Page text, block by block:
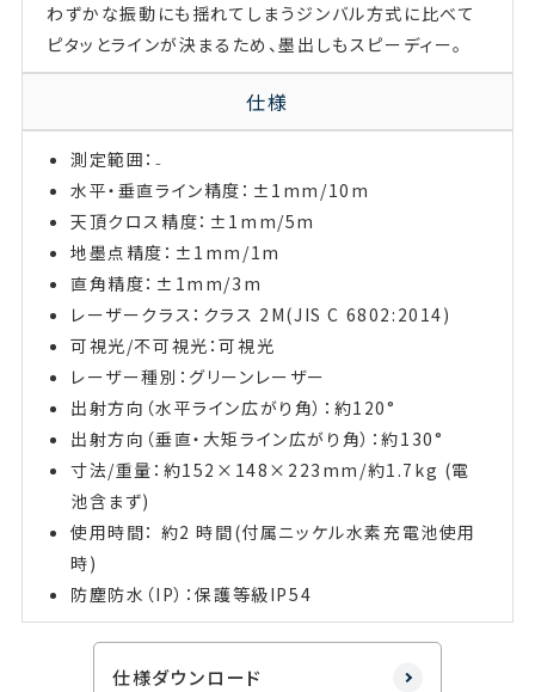
わずかな振動にも揺れてしまうジンバル方式に比べて
ピタッとラインが決まるため、墨出しもスピーディー。
仕様
測定範囲：₋
水平・垂直ライン精度：±1mm/10m
天頂クロス精度：±1mm/5m
地墨点精度：±1mm/1m
直角精度：±1mm/3m
レーザークラス：クラス 2M(JIS C 6802:2014)
可視光/不可視光：可視光
レーザー種別：グリーンレーザー
出射方向（水平ライン広がり角）：約120°
出射方向（垂直・大矩ライン広がり角）：約130°
寸法/重量：約152×148×223mm/約1.7kg (電
池含まず)
使用時間： 約2 時間(付属ニッケル水素充電池使用
時)
防塵防水（IP）：保護等級IP54
仕様ダウンロード